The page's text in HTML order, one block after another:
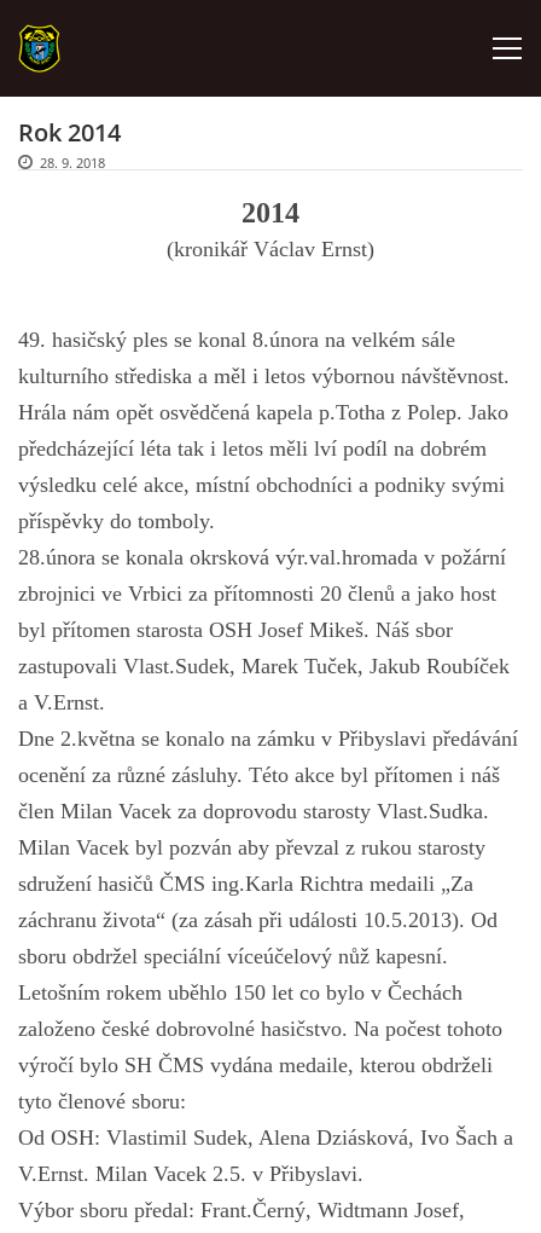
ÚVOD
VÝJEZDOVÁ JEDNOTKA / JSDHO
PROMO TÝM
HASIČI ŠTĚTÍ SRDCEM
MLADÍ HASIČI - KROUŽEK
KONTAKT
OHLÁŠENÍ PÁLENÍ
NAŠE AKCE
HISTORIE SBORU
FOTKY RAJČE
VIDEO
SPORT - DĚTI
SPORT - ŽENY
SPORT - MUŽI
Rok 2014
28. 9. 2018
2014
(kronikář Václav Ernst)
49. hasičský ples se konal 8.února na velkém sále
kulturního střediska a měl i letos výbornou návštěvnost.
Hrála nám opět osvědčená kapela p.Totha z Polep. Jako
předcházející léta tak i letos měli lví podíl na dobrém
výsledku celé akce, místní obchodníci a podniky svými
příspěvky do tomboly.
28.února se konala okrsková výr.val.hromada v požární
zbrojnici ve Vrbici za přítomnosti 20 členů a jako host
byl přítomen starosta OSH Josef Mikeš. Náš sbor
zastupovali Vlast.Sudek, Marek Tuček, Jakub Roubíček
a V.Ernst.
Dne 2.května se konalo na zámku v Přibyslavi předávání
ocenění za různé zásluhy. Této akce byl přítomen i náš
člen Milan Vacek za doprovodu starosty Vlast.Sudka.
Milan Vacek byl pozván aby převzal z rukou starosty
sdružení hasičů ČMS ing.Karla Richtra medaili „Za
záchranu života“ (za zásah při události 10.5.2013). Od
sboru obdržel speciální víceúčelový nůž kapesní.
Letošním rokem uběhlo 150 let co bylo v Čechách
založeno české dobrovolné hasičstvo. Na počest tohoto
výročí bylo SH ČMS vydána medaile, kterou obdrželi
tyto členové sboru:
Od OSH: Vlastimil Sudek, Alena Dziásková, Ivo Šach a
V.Ernst. Milan Vacek 2.5. v Přibyslavi.
Výbor sboru předal: Frant.Černý, Widtmann Josef,